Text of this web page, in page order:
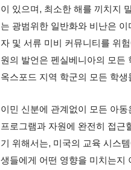
이 있으며, 최소한 해를 끼치지
는 광범위한 일반화와 비난은
자 및 서류 미비 커뮤니티를 위
원의 발언은 펜실베니아의 모든
옥스포드 지역 학군의 모든 학
이민 신분에 관계없이 모든 아
프로그램과 자원에 완전히 접근
기 위해서는, 미국의 교육 시스
생들에게 어떤 영향을 미치는지